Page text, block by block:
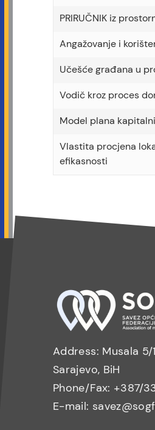
PRIRUČNIK iz
Angažovanje i
Učešće građana u
Vodič kroz proces
Model plana
Vlastita procjena
efikasnosti
Address: Musala 5/
Sarajevo, BiH
Phone/Fax: +387/
E-mail: